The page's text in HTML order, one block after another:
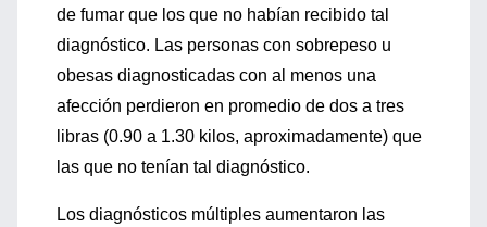
de fumar que los que no habían recibido tal
diagnóstico. Las personas con sobrepeso u
obesas diagnosticadas con al menos una
afección perdieron en promedio de dos a tres
libras (0.90 a 1.30 kilos, aproximadamente) que
las que no tenían tal diagnóstico.
Los diagnósticos múltiples aumentaron las